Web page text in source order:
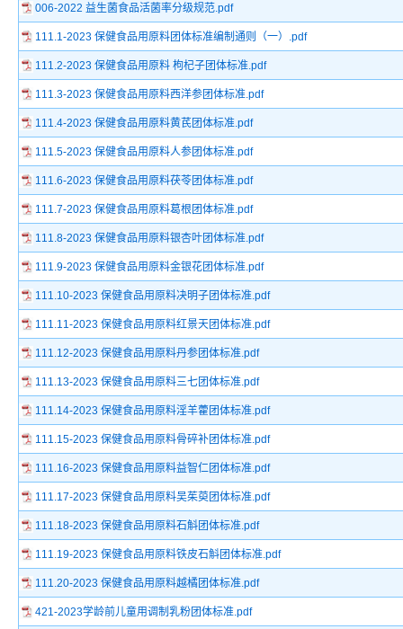
006-2022 益生菌食品活菌率分级规范.pdf
111.1-2023 保健食品用原料团体标准编制通则（一）.pdf
111.2-2023 保健食品用原料 枸杞子团体标准.pdf
111.3-2023 保健食品用原料西洋参团体标准.pdf
111.4-2023 保健食品用原料黄芪团体标准.pdf
111.5-2023 保健食品用原料人参团体标准.pdf
111.6-2023 保健食品用原料茯苓团体标准.pdf
111.7-2023 保健食品用原料葛根团体标准.pdf
111.8-2023 保健食品用原料银杏叶团体标准.pdf
111.9-2023 保健食品用原料金银花团体标准.pdf
111.10-2023 保健食品用原料决明子团体标准.pdf
111.11-2023 保健食品用原料红景天团体标准.pdf
111.12-2023 保健食品用原料丹参团体标准.pdf
111.13-2023 保健食品用原料三七团体标准.pdf
111.14-2023 保健食品用原料淫羊藿团体标准.pdf
111.15-2023 保健食品用原料骨碎补团体标准.pdf
111.16-2023 保健食品用原料益智仁团体标准.pdf
111.17-2023 保健食品用原料吴茱萸团体标准.pdf
111.18-2023 保健食品用原料石斛团体标准.pdf
111.19-2023 保健食品用原料铁皮石斛团体标准.pdf
111.20-2023 保健食品用原料越橘团体标准.pdf
421-2023学龄前儿童用调制乳粉团体标准.pdf